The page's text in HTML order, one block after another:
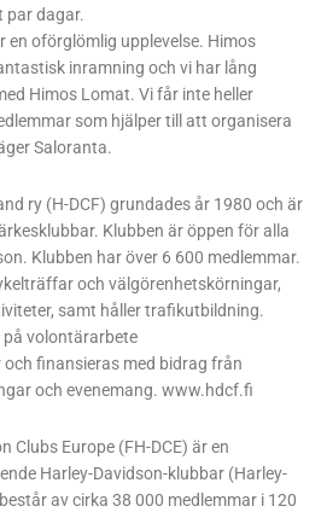
par dagar.
en oförglömlig upplevelse. Himos
inramning och vi har lång
Himos Lomat. Vi får inte heller
som hjälper till att organisera
Saloranta.
ry (H-DCF) grundades år 1980 och är
Klubben är öppen för alla
Klubben har över 6 600 medlemmar.
och välgörenhetskörningar,
samt håller trafikutbildning.
på volontärarbete
finansieras med bidrag från
och evenemang. www.hdcf.fi
Clubs Europe (FH-DCE) är en
Harley-Davidson-klubbar (Harley-
av cirka 38 000 medlemmar i 120